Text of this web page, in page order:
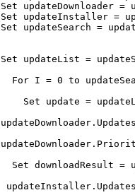
Set updateDownloader =
Set updateInstaller =
Set updateSearch =
Set updateList =
For I = 0 to
Set update =
Set downloadResult =